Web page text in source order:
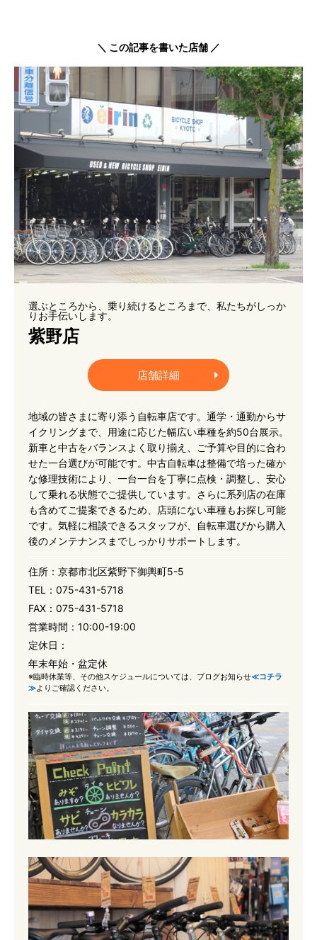
＼ この記事を書いた店舗 ／
選ぶところから、乗り続けるところまで、私たちがしっか
りお手伝いします。
紫野店
店舗詳細
地域の皆さまに寄り添う自転車店です。通学・通勤からサ
イクリングまで、用途に応じた幅広い車種を約50台展示。
新車と中古をバランスよく取り揃え、ご予算や目的に合わ
せた一台選びが可能です。中古自転車は整備で培った確か
な修理技術により、一台一台を丁寧に点検・調整し、安心
して乗れる状態でご提供しています。さらに系列店の在庫
も含めてご提案できるため、店頭にない車種もお探し可能
です。気軽に相談できるスタッフが、自転車選びから購入
後のメンテナンスまでしっかりサポートします。
住所： 京都市北区紫野下御輿町5-5
TEL： 075-431-5718
FAX： 075-431-5718
営業時間： 10:00-19:00
定休日：
年末年始・盆定休
※臨時休業等、その他スケジュールについては、ブログお知らせ≪コチラ
≫よりご確認ください。